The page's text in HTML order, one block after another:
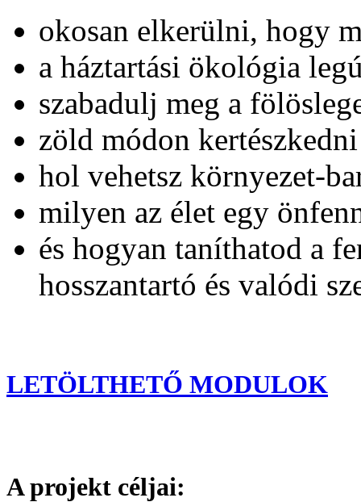
okosan elkerülni, hogy
a háztartási ökológia
szabadulj meg a
zöld módon
hol vehetsz környezet-
milyen az élet egy
és hogyan taníthatod a
hosszantartó és valódi
LETÖLTHETŐ MODULOK
A projekt céljai: